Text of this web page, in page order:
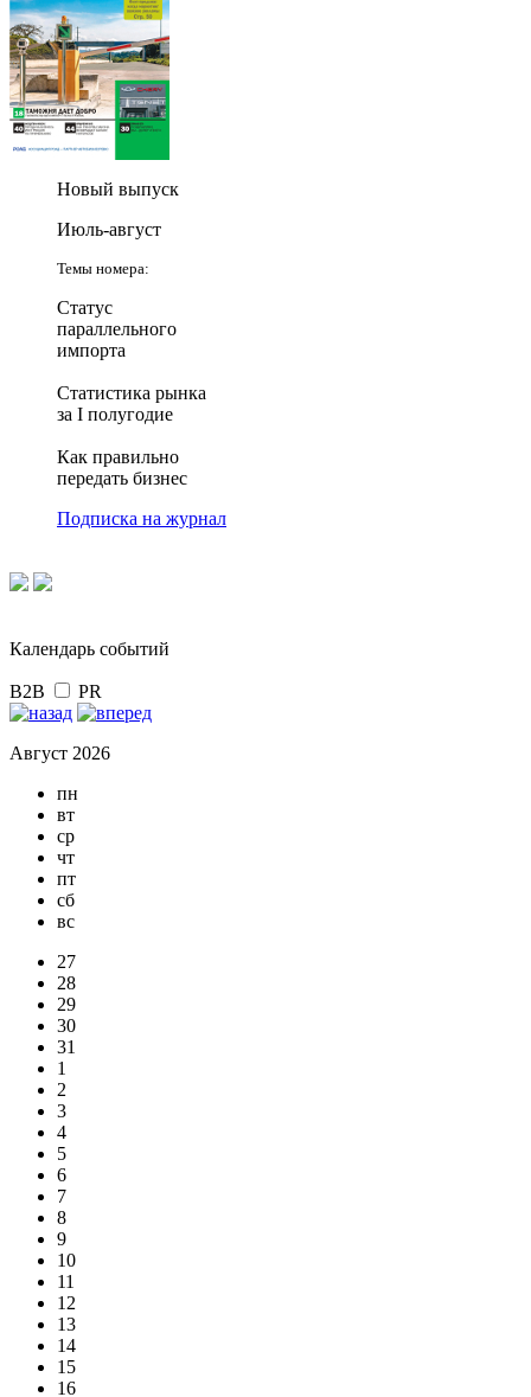
Новый выпуск
Июль-август
Темы номера:
Статус
параллельного
импорта
Статистика рынка
за I полугодие
Как правильно
передать бизнес
Подписка на журнал
Календарь событий
B2B PR
Август 2026
пн
вт
ср
чт
пт
сб
вс
27
28
29
30
31
1
2
3
4
5
6
7
8
9
10
11
12
13
14
15
16